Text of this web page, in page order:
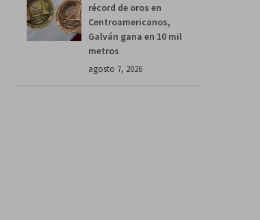
récord de oros en
Centroamericanos,
Galván gana en 10 mil
metros
agosto 7, 2026